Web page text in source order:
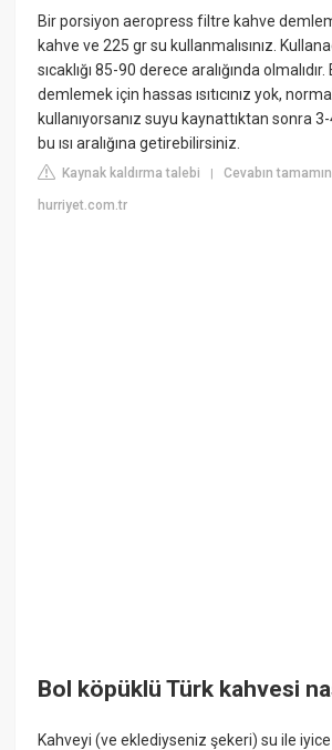
Bir porsiyon aeropress filtre kahve
kahve ve 225 gr su kullanmalısınız.
sıcaklığı 85-90 derece aralığında
demlemek için hassas ısıtıcınız yok,
kullanıyorsanız suyu kaynattıktan sonra
bu ısı aralığına getirebilirsiniz.
Kaynak kaldırma talebi |Cevabın
hurriyet.com.tr
Bol köpüklü Türk kahvesi
Kahveyi (ve eklediyseniz şekeri) su ile iyice